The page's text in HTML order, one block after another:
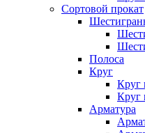
Сортовой прокат
Полоса
Круг
Круг
Круг
Арматура